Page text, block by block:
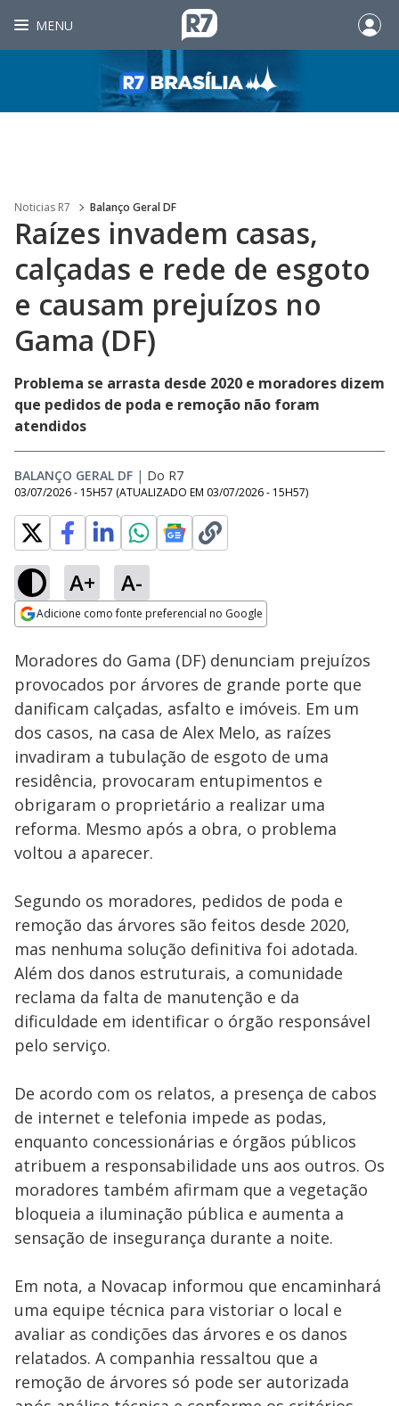
MENU
Noticias R7 Balanço Geral DF
Raízes invadem casas,
calçadas e rede de esgoto
e causam prejuízos no
Gama (DF)
Problema se arrasta desde 2020 e moradores dizem
que pedidos de poda e remoção não foram
atendidos
BALANÇO GERAL DF | Do R7
03/07/2026 - 15H57 (ATUALIZADO EM 03/07/2026 - 15H57)
A+ A-
Adicione como fonte preferencial no Google
Ativar
Loaded
32.91%
Moradores do Gama (DF) denunciam prejuízos
provocados por árvores de grande porte que
danificam calçadas, asfalto e imóveis. Em um
dos casos, na casa de Alex Melo, as raízes
invadiram a tubulação de esgoto de uma
residência, provocaram entupimentos e
obrigaram o proprietário a realizar uma
reforma. Mesmo após a obra, o problema
voltou a aparecer.
Segundo os moradores, pedidos de poda e
remoção das árvores são feitos desde 2020,
mas nenhuma solução definitiva foi adotada.
Além dos danos estruturais, a comunidade
reclama da falta de manutenção e da
dificuldade em identificar o órgão responsável
pelo serviço.
De acordo com os relatos, a presença de cabos
de internet e telefonia impede as podas,
enquanto concessionárias e órgãos públicos
atribuem a responsabilidade uns aos outros. Os
moradores também afirmam que a vegetação
bloqueia a iluminação pública e aumenta a
sensação de insegurança durante a noite.
Em nota, a Novacap informou que encaminhará
uma equipe técnica para vistoriar o local e
avaliar as condições das árvores e os danos
relatados. A companhia ressaltou que a
remoção de árvores só pode ser autorizada